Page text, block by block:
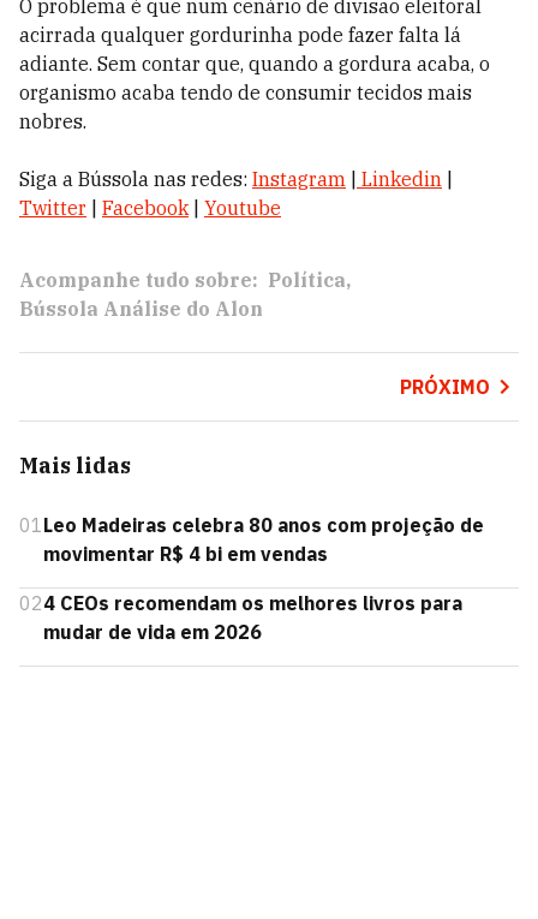
O problema é que num cenário de divisão eleitoral
acirrada qualquer gordurinha pode fazer falta lá
adiante. Sem contar que, quando a gordura acaba, o
organismo acaba tendo de consumir tecidos mais
nobres.
Siga a Bússola nas redes: Instagram Linkedin
Twitter
Facebook| Youtube
Acompanhe tudo sobre: Política
Bússola Análise do Alon
PRÓXIMO
Mais lidas
01Leo Madeiras celebra 80 anos com projeção de
movimentar R$ 4 bi em vendas
024 CEOs recomendam os melhores livros para
mudar de vida em 2026